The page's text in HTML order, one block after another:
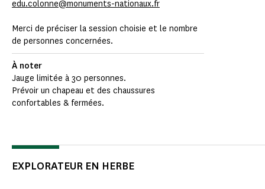
edu.colonne@monuments-nationaux.fr
Merci de préciser la session choisie et le nombre
de personnes concernées.
À noter
Jauge limitée à 30 personnes.
Prévoir un chapeau et des chaussures
confortables & fermées.
EXPLORATEUR EN HERBE